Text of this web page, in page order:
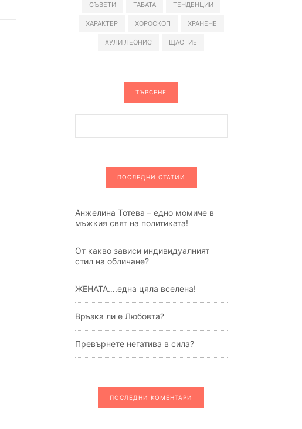
СЪВЕТИ ТАБАТА ТЕНДЕНЦИИ
ХАРАКТЕР ХОРОСКОП ХРАНЕНЕ
ХУЛИ ЛЕОНИС ЩАСТИЕ
ТЪРСЕНЕ
ПОСЛЕДНИ СТАТИИ
Анжелина Тотева – едно момиче в
мъжкия свят на политиката!
От какво зависи индивидуалният
стил на обличане?
ЖЕНАТА….една цяла вселена!
Връзка ли е Любовта?
Превърнете негатива в сила?
ПОСЛЕДНИ КОМЕНТАРИ